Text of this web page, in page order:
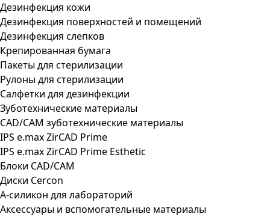
Дезинфекция кожи
Дезинфекция поверхностей и помещений
Дезинфекция слепков
Крепированная бумага
Пакеты для стерилизации
Рулоны для стерилизации
Салфетки для дезинфекции
Зуботехнические материалы
CAD/CAM зуботехнические материалы
IPS e.max ZirCAD Prime
IPS e.max ZirCAD Prime Esthetic
Блоки CAD/CAM
Диски Cercon
А-силикон для лабораторий
Аксессуары и вспомогательные материалы